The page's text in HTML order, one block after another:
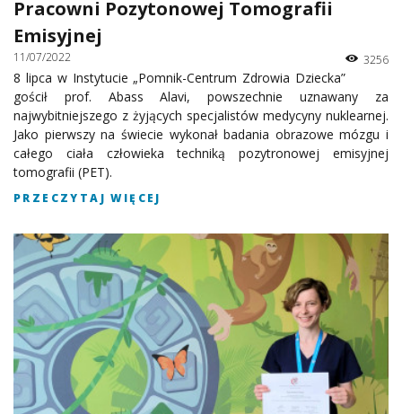
Pracowni Pozytonowej Tomografii
Emisyjnej
11/07/2022 3256
8 lipca w Instytucie „Pomnik-Centrum Zdrowia Dziecka”
gościł prof. Abass Alavi, powszechnie uznawany za
najwybitniejszego z żyjących specjalistów medycyny nuklearnej.
Jako pierwszy na świecie wykonał badania obrazowe mózgu i
całego ciała człowieka techniką pozytronowej emisyjnej
tomografii (PET).
PRZECZYTAJ WIĘCEJ